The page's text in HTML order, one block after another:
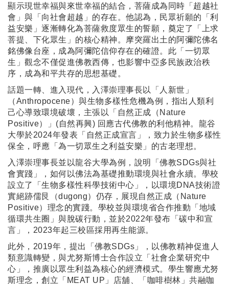
顯示現世幸福與來世幸福的結合，菩薩成為同時「超越社
會」與「向社會超越」的存在。他認為，民眾祈願的「利
益安樂」逐漸轉化為菩薩救度眾生的誓願，奠定了「上求
菩提、下化眾生」的核心精神。摩突羅出土的阿彌陀佛名
銘佛像台座，成為阿彌陀信仰存在的確證。此「一切眾
生」觀念不僅促進佛教西傳，也影響中亞多民族政治秩
序，成為和平共存的思想基礎。
話題一轉、進入現代，入澤崇理事長以「人新世」
（Anthropocene）與生物多樣性危機為例，指出人類利
己心導致環境破壞，主張以「自然正成（Nature
Positive）」(自然再興) 回應古代佛教的利他精神。龍谷
大學於2024年發表「自然正成宣言」，致力於生物多樣性
保全，呼應「為一切眾生之利益安樂」的古老理想。
入澤崇理事長並以龍谷大學為例，說明「佛教SDGs與社
會實踐」，如何以佛法為基礎推動環境與社會永續。學校
設立了「生物多樣性科學技術中心」，以環境DNA技術證
實絕跡儒艮（dugong）仍存，展現自然正成（Nature
Positive）理念的實踐。學校並與環境省合作推動「地域
循環共生圈」與脫碳行動，並於2022年發布「碳中和宣
言」，2023年起三校區採用再生能源。
此外，2019年，提出「佛教SDGs」，以佛教精神促進人
類意識轉變，與尤努斯博士合作設立「社會企業研究中
心」，推廣以眾生利益為核心的經濟模式。學生響應尤努
斯理念，創立「MEAT UP」店舖、「咖啡樹林」共融咖